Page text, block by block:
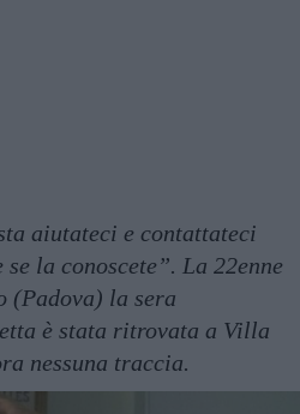
aiutateci e contattateci
la conoscete”. La 22enne
(Padova) la sera
è stata ritrovata a Villa
nessuna traccia.